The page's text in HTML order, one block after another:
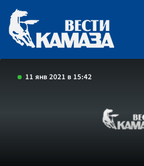
11 янв 2021 в 15:42